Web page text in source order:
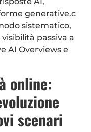
generative.c
sistematico,
passiva a
AI Overviews e
online:
scenari